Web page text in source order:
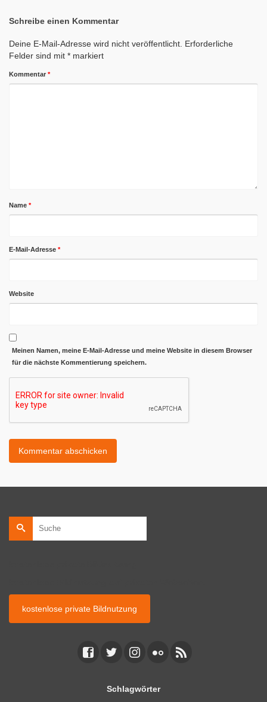
Schreibe einen Kommentar
Deine E-Mail-Adresse wird nicht veröffentlicht. Erforderliche
Felder sind mit * markiert
Kommentar *
Name *
E-Mail-Adresse *
Website
Meinen Namen, meine E-Mail-Adresse und meine Website in diesem Browser
für die nächste Kommentierung speichern.
Suche
nach:
kostenlose private Bildnutzung
Schlagwörter